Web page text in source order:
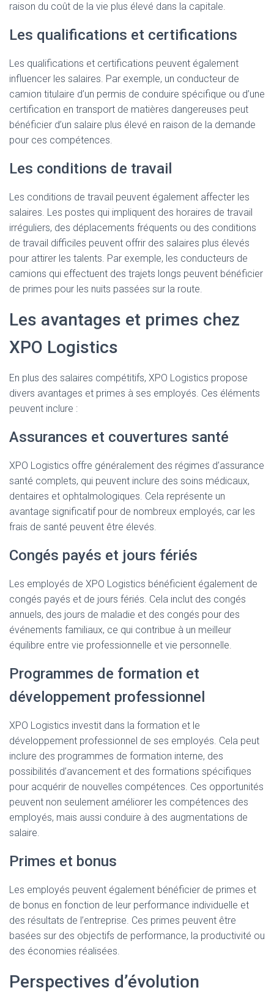
raison du coût de la vie plus élevé dans la capitale.
Les qualifications et certifications
Les qualifications et certifications peuvent également
influencer les salaires. Par exemple, un conducteur de
camion titulaire d’un permis de conduire spécifique ou d’une
certification en transport de matières dangereuses peut
bénéficier d’un salaire plus élevé en raison de la demande
pour ces compétences.
Les conditions de travail
Les conditions de travail peuvent également affecter les
salaires. Les postes qui impliquent des horaires de travail
irréguliers, des déplacements fréquents ou des conditions
de travail difficiles peuvent offrir des salaires plus élevés
pour attirer les talents. Par exemple, les conducteurs de
camions qui effectuent des trajets longs peuvent bénéficier
de primes pour les nuits passées sur la route.
Les avantages et primes chez
XPO Logistics
En plus des salaires compétitifs, XPO Logistics propose
divers avantages et primes à ses employés. Ces éléments
peuvent inclure :
Assurances et couvertures santé
XPO Logistics offre généralement des régimes d’assurance
santé complets, qui peuvent inclure des soins médicaux,
dentaires et ophtalmologiques. Cela représente un
avantage significatif pour de nombreux employés, car les
frais de santé peuvent être élevés.
Congés payés et jours fériés
Les employés de XPO Logistics bénéficient également de
congés payés et de jours fériés. Cela inclut des congés
annuels, des jours de maladie et des congés pour des
événements familiaux, ce qui contribue à un meilleur
équilibre entre vie professionnelle et vie personnelle.
Programmes de formation et
développement professionnel
XPO Logistics investit dans la formation et le
développement professionnel de ses employés. Cela peut
inclure des programmes de formation interne, des
possibilités d’avancement et des formations spécifiques
pour acquérir de nouvelles compétences. Ces opportunités
peuvent non seulement améliorer les compétences des
employés, mais aussi conduire à des augmentations de
salaire.
Primes et bonus
Les employés peuvent également bénéficier de primes et
de bonus en fonction de leur performance individuelle et
des résultats de l’entreprise. Ces primes peuvent être
basées sur des objectifs de performance, la productivité ou
des économies réalisées.
Perspectives d’évolution